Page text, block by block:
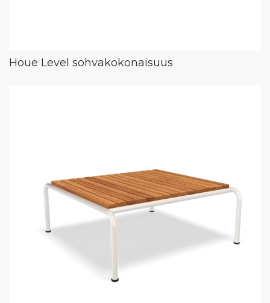
Houe Level sohvakokonaisuus